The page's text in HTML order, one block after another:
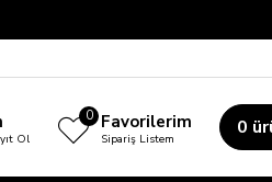
Ol
Favorilerim
Sipariş Listem
0 0